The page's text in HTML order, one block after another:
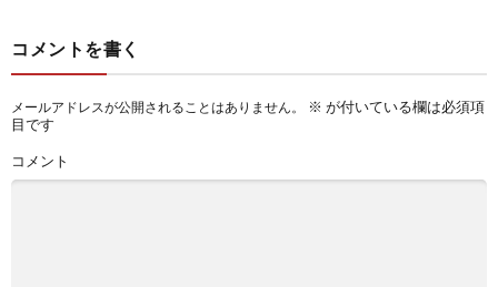
コメントを書く
メールアドレスが公開されることはありません。 ※ が付いている欄は必須項
目です
コメント